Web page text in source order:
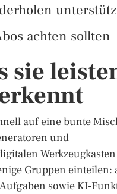
achten sollten
sie
auf eine bunte
und
Gruppen einteilen:
sowie KI-